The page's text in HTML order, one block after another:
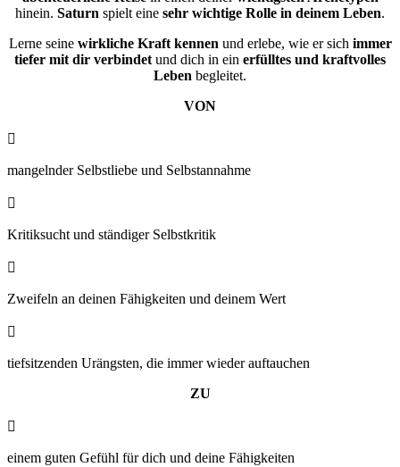
hinein. Saturn spielt eine sehr wichtige Rolle in deinem Leben.
Lerne seine wirkliche Kraft kennenund erlebe, wie er sichimmer
tiefer mit dir verbindetund dich in ein erfülltes und kraftvolles
Leben begleitet.
VON

mangelnder Selbstliebe und Selbstannahme

Kritiksucht und ständiger Selbstkritik

Zweifeln an deinen Fähigkeiten und deinem Wert

tiefsitzenden Urängsten, die immer wieder auftauchen
ZU

einem guten Gefühl für dich und deine Fähigkeiten